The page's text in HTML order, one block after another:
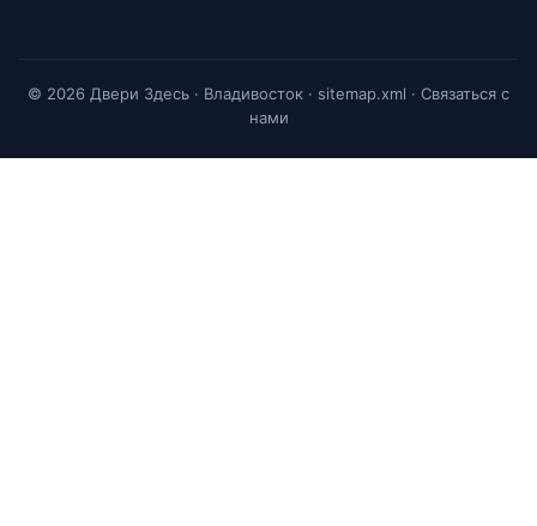
© 2026 Двери Здесь · Владивосток · sitemap.xml · Связаться с
нами